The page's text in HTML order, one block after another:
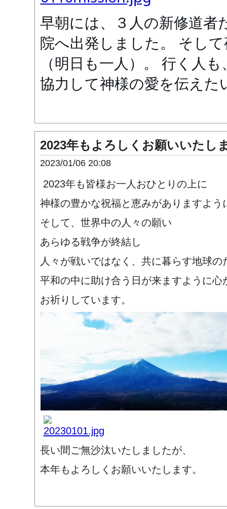
早朝には、３人の新修道者
院へ出発しました。 そし
（明日も一人）。 行く人
協力して神様の愛を伝えた
2023年もよろしくお願いいたし
2023/01/06 20:08
2023年も皆様お一人おひとりの上に
神様の豊かな祝福と恵みがありますよう
そして、世界中の人々の願い
あらゆる戦争が終結し
人々が戦いではなく、共に暮らす地球の
平和の中に助け合う日が来ますように心
お祈りしています。
長い間ご無沙汰いたしましたが、
本年もよろしくお願いいたします。